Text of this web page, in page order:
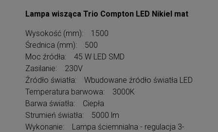
Lampa wisząca Trio Compton LED Nikiel mat
Wysokość (mm): 1500
Średnica (mm): 500
Moc źródła: 45 W LED SMD
Zasilanie: 230V
Źródło światła: Wbudowane źródło światła LED
Temperatura barwowa: 3000K
Barwa światła: Ciepła
Strumień światła: 5000 lm
Wykonanie: Lampa ściemnialna - regulacja 3-